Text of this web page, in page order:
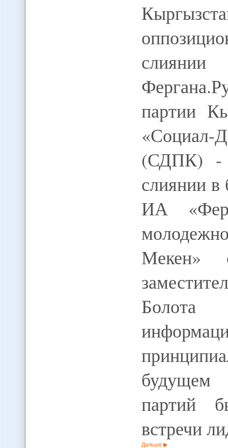
партии
(СДПК) -
слиянии
ИА
Мекен»
Болота
партий
встречи
Дальше